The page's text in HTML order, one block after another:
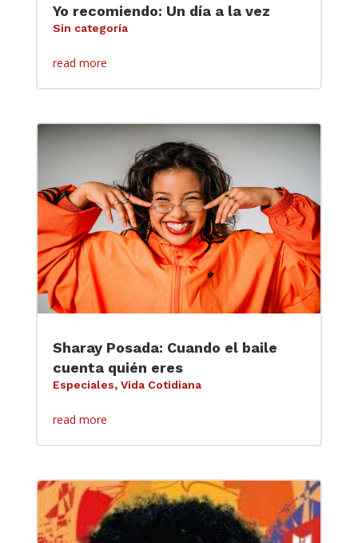
Yo recomiendo: Un día a la vez
Sin categoría
read more
Sharay Posada: Cuando el baile
cuenta quién eres
Especiales, Vida Cotidiana
read more